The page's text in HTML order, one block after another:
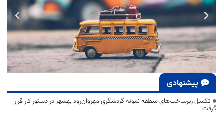
پیشنهادی
تکمیل زیرساخت‌های منطقه نمونه گردشگری مهروان‌رود بهشهر در دستور کار قرار
گرفت